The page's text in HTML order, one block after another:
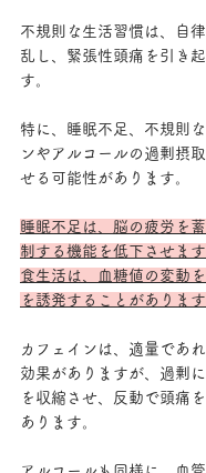
不規則な生活習慣は、自
乱し、緊張性頭痛を引き
す。
特に、睡眠不足、不規則
ンやアルコールの過剰摂
せる可能性があります。
睡眠不足は、脳の疲労を
制する機能を低下させま
食生活は、血糖値の変動
を誘発することがあります
カフェインは、適量であ
効果がありますが、過剰
を収縮させ、反動で頭痛
あります。